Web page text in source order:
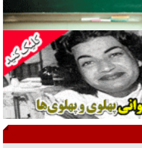
تا دیکنز
خواهرم فرمانده جهادی و
در بیان بگنجد!